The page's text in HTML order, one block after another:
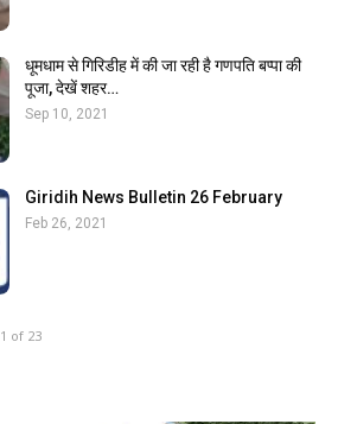
धूमधाम से गिरिडीह में की जा रही है गणपति बप्पा की
पूजा, देखें शहर…
Sep 10, 2021
Giridih News Bulletin 26 February
Feb 26, 2021
1 of 23